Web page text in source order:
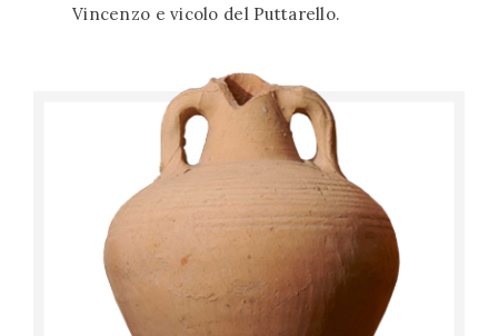
Vincenzo e vicolo del Puttarello.